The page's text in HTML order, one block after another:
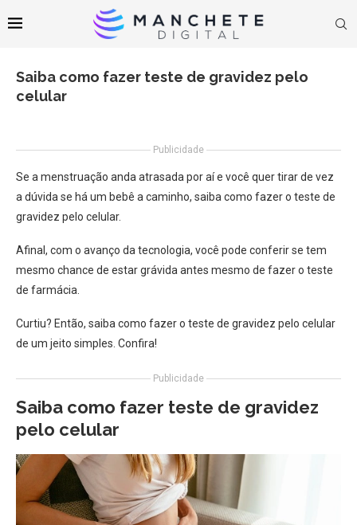
Saiba como fazer teste de gravidez pelo
celular
Publicidade
Se a menstruação anda atrasada por aí e você quer tirar de vez
a dúvida se há um bebê a caminho, saiba como fazer o teste de
gravidez pelo celular.
Afinal, com o avanço da tecnologia, você pode conferir se tem
mesmo chance de estar grávida antes mesmo de fazer o teste
de farmácia.
Curtiu? Então, saiba como fazer o teste de gravidez pelo celular
de um jeito simples. Confira!
Publicidade
Saiba como fazer teste de gravidez
pelo celular